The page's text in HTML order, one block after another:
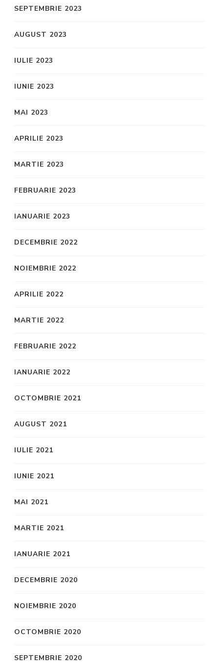
SEPTEMBRIE 2023
AUGUST 2023
IULIE 2023
IUNIE 2023
MAI 2023
APRILIE 2023
MARTIE 2023
FEBRUARIE 2023
IANUARIE 2023
DECEMBRIE 2022
NOIEMBRIE 2022
APRILIE 2022
MARTIE 2022
FEBRUARIE 2022
IANUARIE 2022
OCTOMBRIE 2021
AUGUST 2021
IULIE 2021
IUNIE 2021
MAI 2021
MARTIE 2021
IANUARIE 2021
DECEMBRIE 2020
NOIEMBRIE 2020
OCTOMBRIE 2020
SEPTEMBRIE 2020